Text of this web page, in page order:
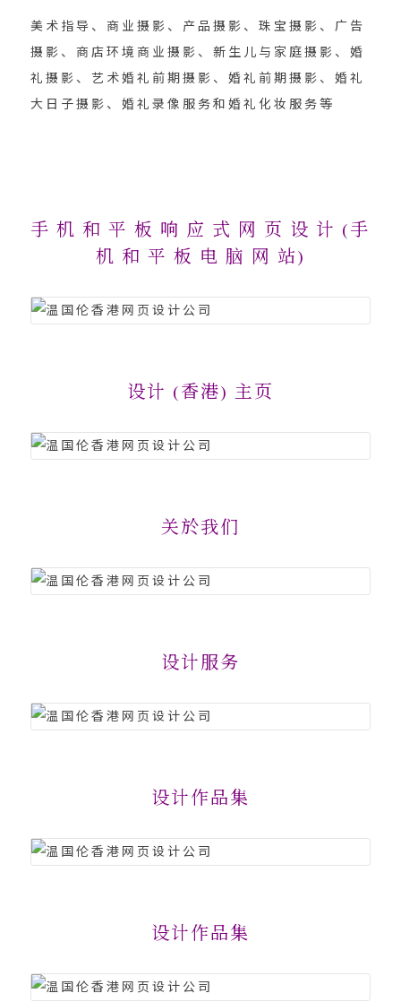
美术指导、商业摄影、产品摄影、珠宝摄影、广告
摄影、商店环境商业摄影、新生儿与家庭摄影、婚
礼摄影、艺术婚礼前期摄影、婚礼前期摄影、婚礼
大日子摄影、婚礼录像服务和婚礼化妆服务等
手 机 和 平 板 响 应 式 网 页 设 计 (手
机 和 平 板 电 脑 网 站)
设计 (香港) 主页
关於我们
设计服务
设计作品集
设计作品集